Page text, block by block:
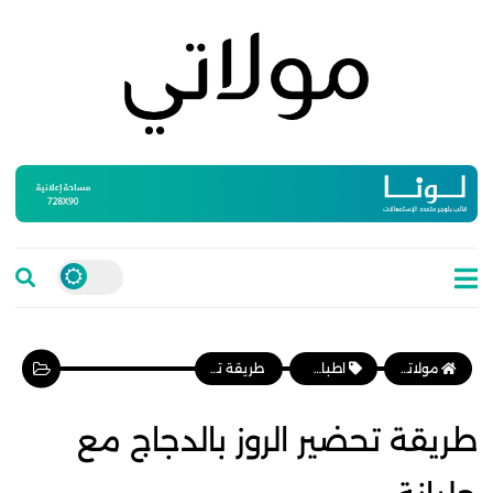
مولاتي موقع نسائي مغربي يهتم بالمرأة المغربية، وأخبار الأسرة و المجتمع اطباق رئيسية طريقة تحضير الروز بالدجاج مع جلبانة
طريقة تحضير الروز بالدجاج مع